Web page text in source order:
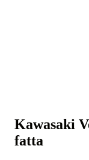
Kawasaki
fatta